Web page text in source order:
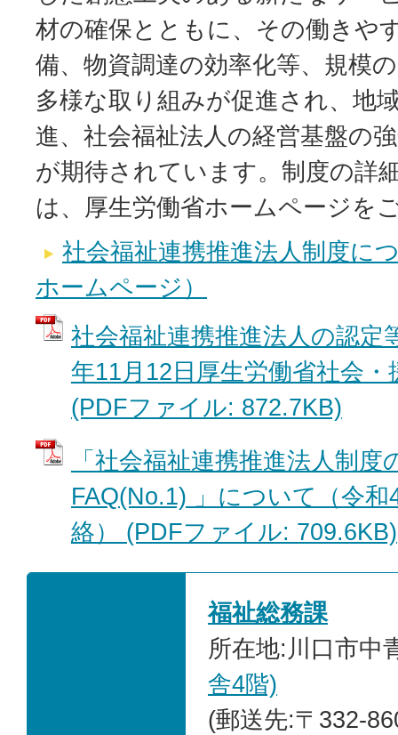
材の確保とともに、その働きや
備、物資調達の効率化等、規模
多様な取り組みが促進され、地
進、社会福祉法人の経営基盤の
が期待されています。制度の詳
は、厚生労働省ホームページを
社会福祉連携推進法人制度に
ホームページ）
社会福祉連携推進法人の認定
年11月12日厚生労働省社会・
(PDFファイル: 872.7KB)
「社会福祉連携推進法人制
FAQ(No.1) 」について（令和
絡） (PDFファイル: 709.6KB)
福祉総務課
所在地:川口市中
舎4階)
(郵送先:〒332-